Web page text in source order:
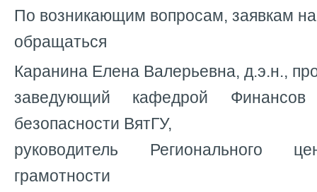
По возникающим вопросам, заявкам
обращаться
Каранина Елена Валерьевна, д.э.н.,
заведующий кафедрой Финансов
безопасности ВятГУ,
руководитель Регионального
грамотности